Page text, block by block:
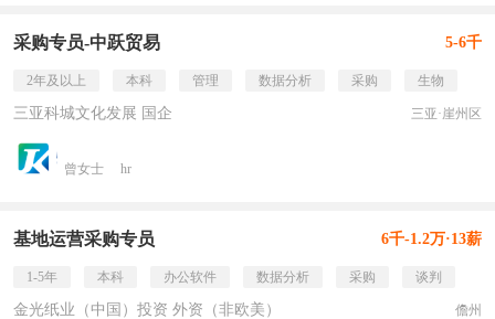
采购专员-中跃贸易 5-6千
2年及以上 本科 管理 数据分析 采购 生物
三亚科城文化发展 国企 三亚·崖州区
曾女士 hr
基地运营采购专员 6千-1.2万·13薪
1-5年 本科 办公软件 数据分析 采购 谈判
金光纸业（中国）投资 外资（非欧美） 儋州